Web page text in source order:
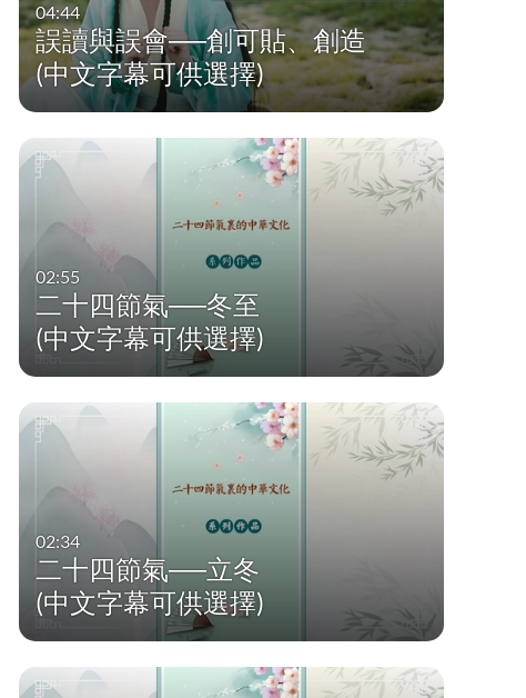
04:44
誤讀與誤會──創可貼、創造
(中文字幕可供選擇)
02:55
二十四節氣──冬至
(中文字幕可供選擇)
02:34
二十四節氣──立冬
(中文字幕可供選擇)